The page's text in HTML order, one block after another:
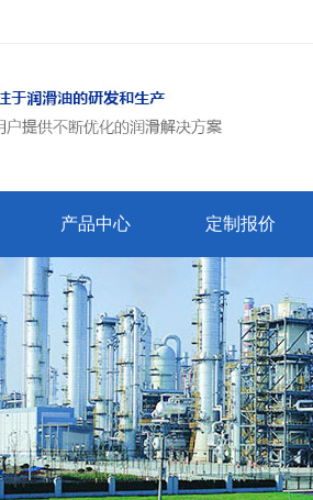
产品中心 定制报价